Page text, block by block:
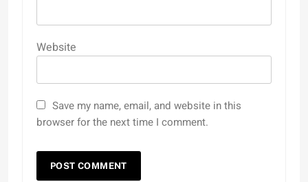
Website
Save my name, email, and website in this
browser for the next time I comment.